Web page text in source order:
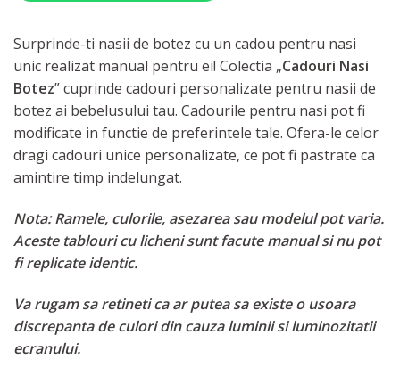
Surprinde-ti nasii de botez cu un cadou pentru nasi
unic realizat manual pentru ei! Colectia „Cadouri Nasi
Botez” cuprinde cadouri personalizate pentru nasii de
botez ai bebelusului tau. Cadourile pentru nasi pot fi
modificate in functie de preferintele tale. Ofera-le celor
dragi cadouri unice personalizate, ce pot fi pastrate ca
amintire timp indelungat.
Nota: Ramele, culorile, asezarea sau modelul pot varia.
Aceste tablouri cu licheni sunt facute manual si nu pot
fi replicate identic.
Va rugam sa retineti ca ar putea sa existe o usoara
discrepanta de culori din cauza luminii si luminozitatii
ecranului.